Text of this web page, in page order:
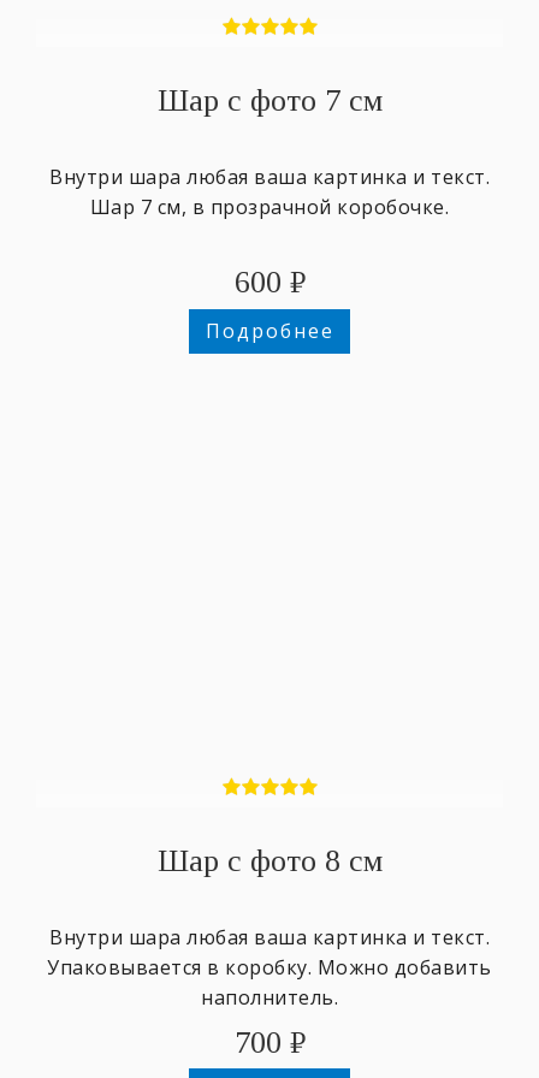
Шар с фото 7 см
Внутри шара любая ваша картинка и текст.
Шар 7 см, в прозрачной коробочке.
600 ₽
Подробнее
Шар с фото 8 см
Внутри шара любая ваша картинка и текст.
Упаковывается в коробку. Можно добавить
наполнитель.
700 ₽